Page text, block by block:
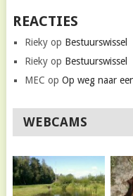
REACTIES
Riekyop Bestuurswissel
Riekyop Bestuurswissel
MEC op Op weg naar
WEBCAMS